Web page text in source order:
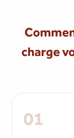
charge
01